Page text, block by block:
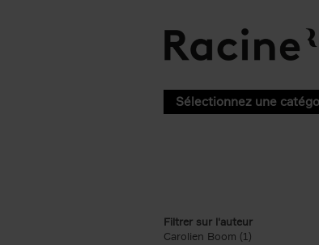
Filtrer sur l'auteur
Carolien Boom (1)